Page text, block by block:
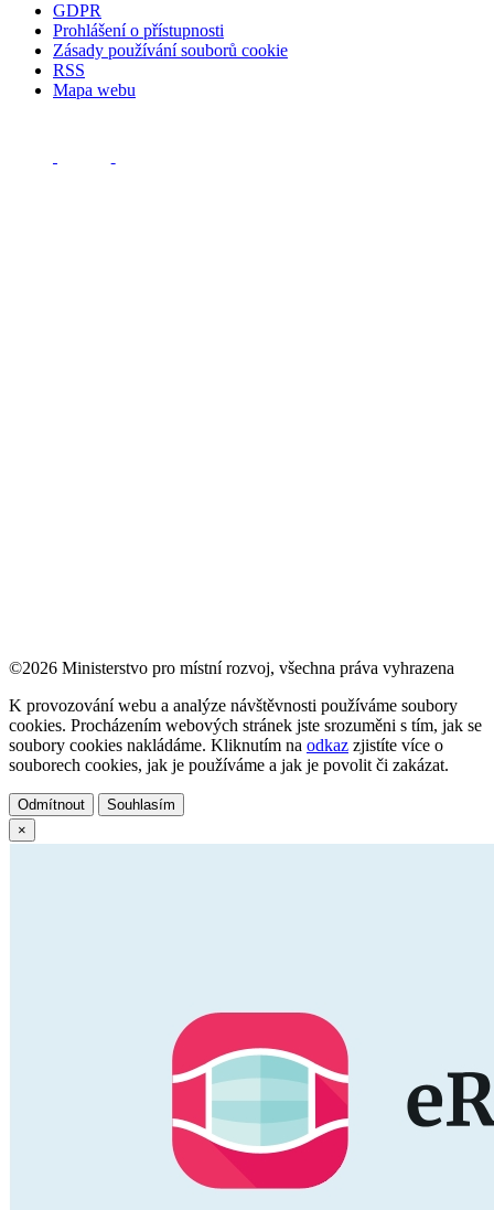
GDPR
Prohlášení o přístupnosti
Zásady používání souborů cookie
RSS
Mapa webu
©2026 Ministerstvo pro místní rozvoj, všechna práva vyhrazena
K provozování webu a analýze návštěvnosti používáme soubory
cookies. Procházením webových stránek jste srozuměni s tím, jak se
soubory cookies nakládáme. Kliknutím na odkaz zjistíte více o
souborech cookies, jak je používáme a jak je povolit či zakázat.
Odmítnout
Souhlasím
×